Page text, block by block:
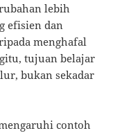
lebih
efisien dan
menghafal
tujuan belajar
bukan sekadar
contoh